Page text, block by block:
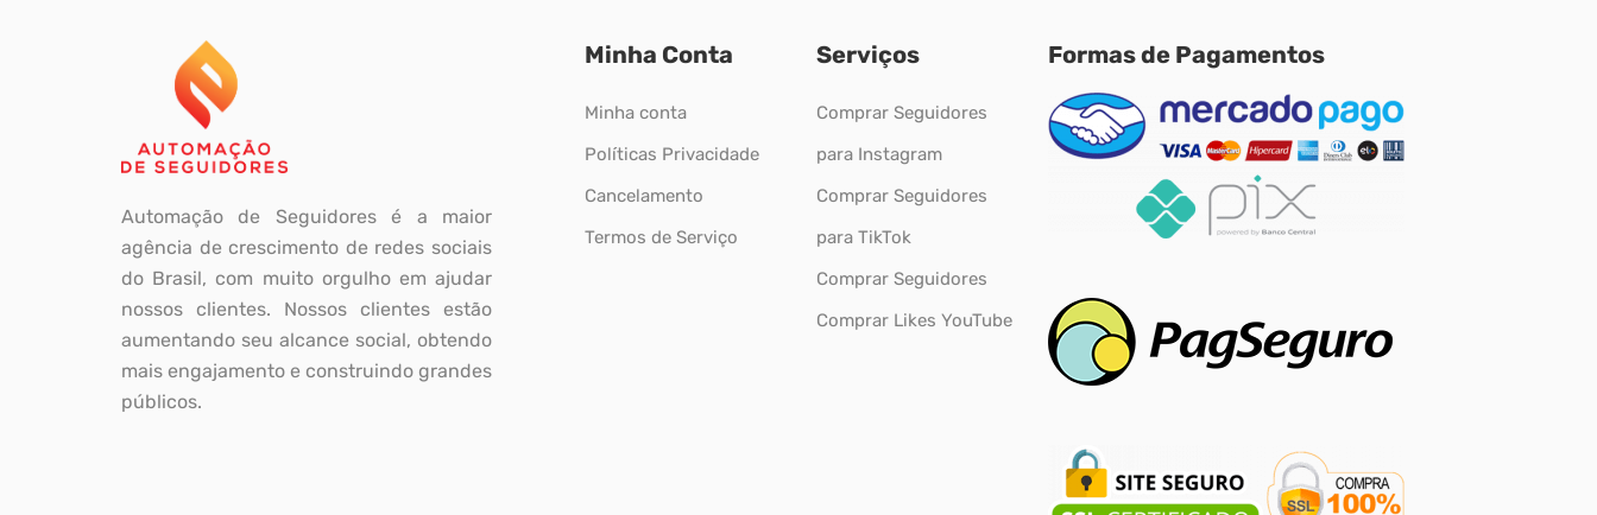
Automação de Seguidores é a maior
agência de crescimento de redes sociais
do Brasil, com muito orgulho em ajudar
nossos clientes. Nossos clientes estão
aumentando seu alcance social, obtendo
mais engajamento e construindo grandes
públicos.
Minha Conta
Minha conta
Políticas Privacidade
Cancelamento
Termos de Serviço
Serviços
Comprar Seguidores
para Instagram
Comprar Seguidores
para TikTok
Comprar Seguidores
Comprar Likes YouTube
Formas de Pagamentos